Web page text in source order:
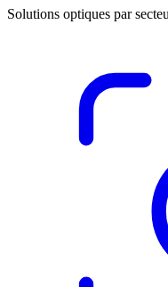
Solutions optiques par